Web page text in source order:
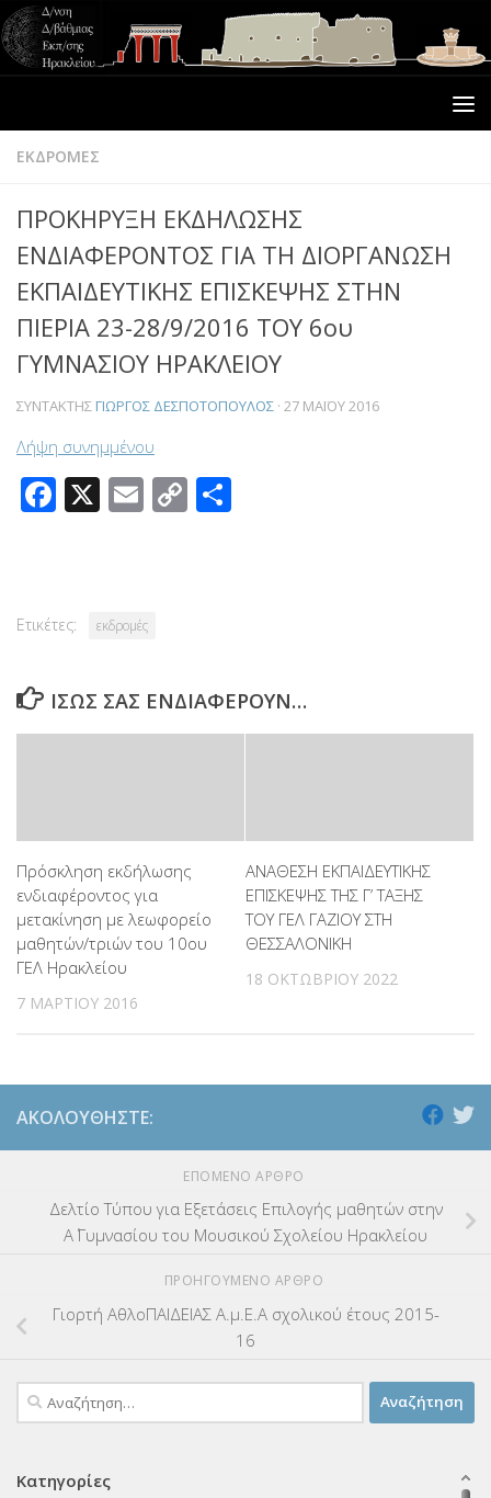
ΕΚΔΡΟΜΕΣ
ΠΡΟΚΗΡΥΞΗ ΕΚΔΗΛΩΣΗΣ
ΕΝΔΙΑΦΕΡΟΝΤΟΣ ΓΙΑ ΤΗ ΔΙΟΡΓΑΝΩΣΗ
ΕΚΠΑΙΔΕΥΤΙΚΗΣ ΕΠΙΣΚΕΨΗΣ ΣΤΗΝ
ΠΙΕΡΙΑ 23-28/9/2016 ΤΟΥ 6ου
ΓΥΜΝΑΣΙΟΥ ΗΡΑΚΛΕΙΟΥ
ΣΥΝΤΆΚΤΗΣ ΓΙΏΡΓΟΣ ΔΕΣΠΟΤΌΠΟΥΛΟΣ · 27 ΜΑΪ́ΟΥ 2016
Λήψη συνημμένου
Facebook
X Email
Copy
Ετικέτες: εκδρομές
ΊΣΩΣ ΣΑΣ ΕΝΔΙΑΦΈΡΟΥΝ…
Πρόσκληση εκδήλωσης
ενδιαφέροντος για
μετακίνηση με λεωφορείο
μαθητών/τριών του 10ου
ΓΕΛ Ηρακλείου
7 ΜΑΡΤΊΟΥ 2016
AΝΑΘΕΣΗ ΕΚΠΑΙΔΕΥΤΙΚΗΣ
ΕΠΙΣΚΕΨΗΣ ΤΗΣ Γ’ ΤΑΞΗΣ
ΤΟΥ ΓΕΛ ΓΑΖΙΟΥ ΣΤΗ
ΘΕΣΣΑΛΟΝΙΚΗ
18 ΟΚΤΩΒΡΊΟΥ 2022
ΑΚΟΛΟΥΘΉΣΤΕ:
ΕΠΌΜΕΝΟ ΆΡΘΡΟ
Δελτίο Τύπου για Εξετάσεις Επιλογής μαθητών στην
Α΄ Γυμνασίου του Μουσικού Σχολείου Ηρακλείου
ΠΡΟΗΓΟΎΜΕΝΟ ΆΡΘΡΟ
Γιορτή ΑθλοΠΑΙΔΕΙΑΣ Α.μ.Ε.Α σχολικού έτους 2015-
16
Αναζήτηση
για:
Κατηγορίες